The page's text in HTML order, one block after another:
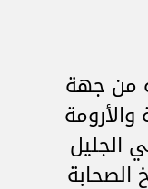
من جهة
الجليل